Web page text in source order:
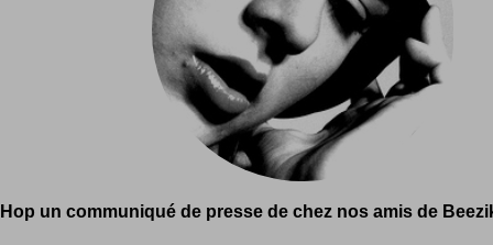
Hop un communiqué de presse de chez nos amis de